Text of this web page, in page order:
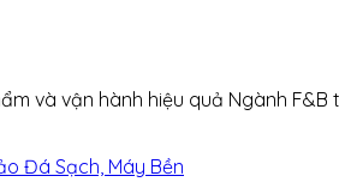
và vận hành hiệu quả Ngành